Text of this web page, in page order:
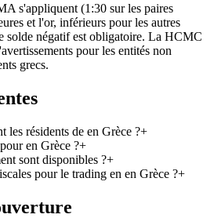
s'appliquent (1:30 sur les paires
et l'or, inférieurs pour les autres
solde négatif est obligatoire. La HCMC
pour les entités non
grecs.
les résidents de en Grèce ?+
en Grèce ?+
sont disponibles ?+
pour le trading en en Grèce ?+